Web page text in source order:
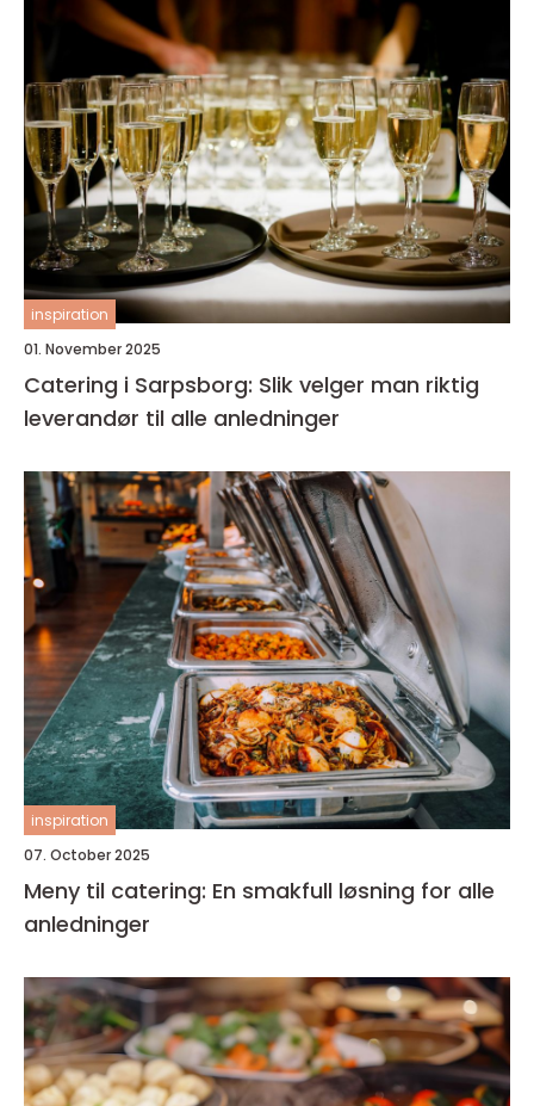
inspiration
01. November 2025
Catering i Sarpsborg: Slik velger man riktig
leverandør til alle anledninger
inspiration
07. October 2025
Meny til catering: En smakfull løsning for alle
anledninger